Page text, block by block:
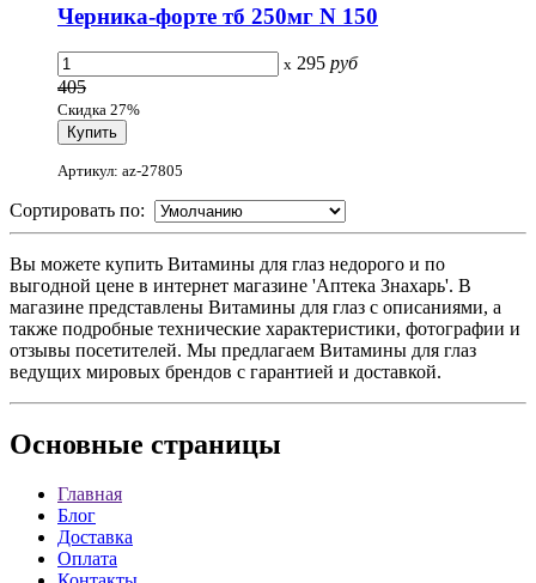
Черника-форте тб 250мг N 150
x 295 руб
405
Скидка 27%
Артикул: az-27805
Сортировать по:
Вы можете купить Витамины для глаз недорого и по
выгодной цене в интернет магазине 'Аптека Знахарь'. В
магазине представлены Витамины для глаз с описаниями, а
также подробные технические характеристики, фотографии и
отзывы посетителей. Мы предлагаем Витамины для глаз
ведущих мировых брендов с гарантией и доставкой.
Основные страницы
Главная
Блог
Доставка
Оплата